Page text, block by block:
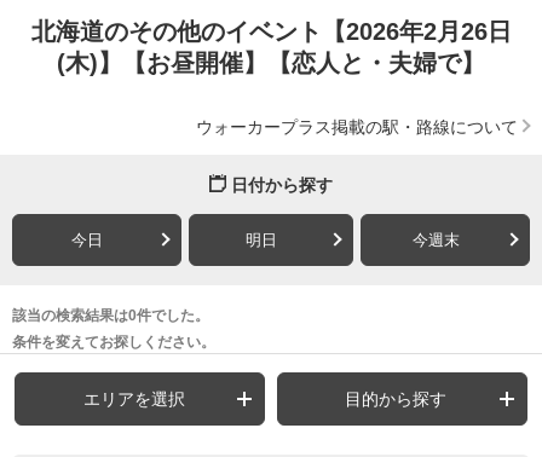
北海道のその他のイベント【2026年2月26日
(木)】【お昼開催】【恋人と・夫婦で】
ウォーカープラス掲載の駅・路線について
日付から探す
今日 明日 今週末
該当の検索結果は0件でした。
条件を変えてお探しください。
エリアを選択 目的から探す